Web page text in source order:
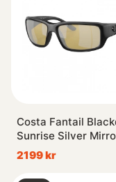
Costa Fantail
Sunrise Silver
580P
2199 kr